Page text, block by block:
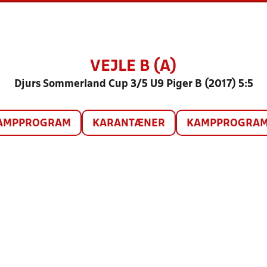
VEJLE B (A)
Djurs Sommerland Cup 3/5 U9 Piger B (2017) 5:5
KARANTÆNER